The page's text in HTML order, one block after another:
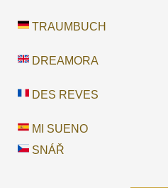
TRAUMBUCH
DREAMORA
DES REVES
MI SUENO
SNÁŘ